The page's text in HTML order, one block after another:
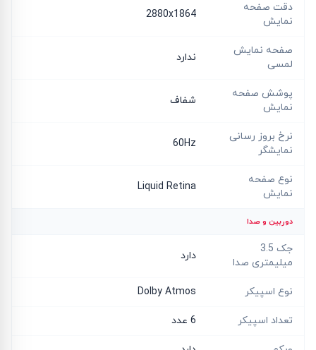
دقت صفحه
نمایش
2880x1864
صفحه نمایش
لمسی
ندارد
پوشش صفحه
نمایش
شفاف
نرخ بروز رسانی
نمایشگر
60Hz
نوع صفحه
نمایش
Liquid Retina
دوربین و صدا
جک 3.5
میلیمتری صدا
دارد
نوع اسپیکر Dolby Atmos
تعداد اسپیکر 6 عدد